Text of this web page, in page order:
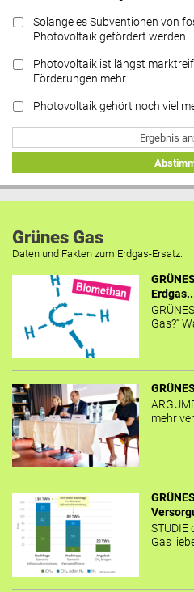
Solange es Subventionen von
Photovoltaik gefördert werden.
Photovoltaik ist längst
Förderungen mehr.
Photovoltaik gehört noch viel
Ergebnis
Grünes Gas
Daten und Fakten zum Erdgas-Ersatz.
Gas?“
mehr
STUDIE
Gas